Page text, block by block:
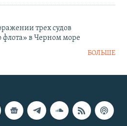
трех судов
флота» в Черном море
БОЛЬШЕ